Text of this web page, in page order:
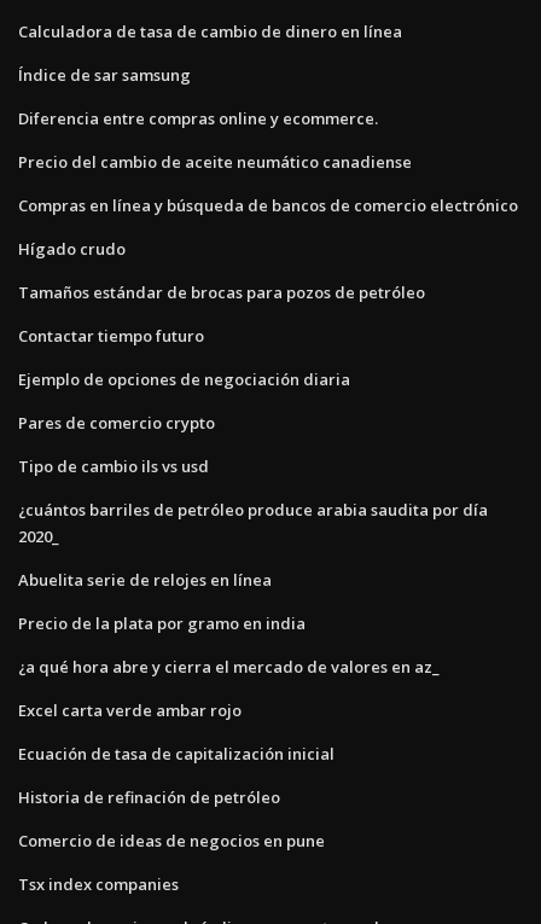
Calculadora de tasa de cambio de dinero en línea
Índice de sar samsung
Diferencia entre compras online y ecommerce.
Precio del cambio de aceite neumático canadiense
Compras en línea y búsqueda de bancos de comercio electrónico
Hígado crudo
Tamaños estándar de brocas para pozos de petróleo
Contactar tiempo futuro
Ejemplo de opciones de negociación diaria
Pares de comercio crypto
Tipo de cambio ils vs usd
¿cuántos barriles de petróleo produce arabia saudita por día
2020_
Abuelita serie de relojes en línea
Precio de la plata por gramo en india
¿a qué hora abre y cierra el mercado de valores en az_
Excel carta verde ambar rojo
Ecuación de tasa de capitalización inicial
Historia de refinación de petróleo
Comercio de ideas de negocios en pune
Tsx index companies